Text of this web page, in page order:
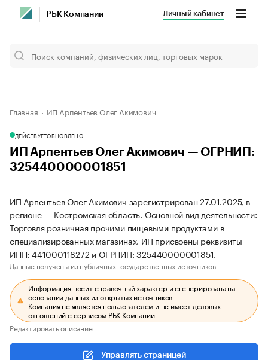
РБК Компании Личный кабинет
Главная ИП Арпентьев Олег Акимович
ДЕЙСТВУЕТОБНОВЛЕНО
ИП Арпентьев Олег Акимович — ОГРНИП:
325440000001851
ИП Арпентьев Олег Акимович зарегистрирован 27.01.2025, в
регионе — Костромская область. Основной вид деятельности:
Торговля розничная прочими пищевыми продуктами в
специализированных магазинах. ИП присвоены реквизиты
ИНН: 441000118272 и ОГРНИП: 325440000001851.
Данные получены из публичных государственных источников.
Информация носит справочный характер и сгенерирована на
основании данных из открытых источников.
Компания не является пользователем и не имеет деловых
отношений с сервисом РБК Компании.
Редактировать описание
Управлять страницей